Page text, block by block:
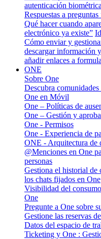
autenticación biométrica
Respuestas a
Qué hacer cuando
electrónico ya existe”
Cómo enviar y
descargar información
añadir enlaces a
ONE
Sobre One
Descubra
One en Móvil
One – Políticas de
One – Gestión y
One - Permisos
One - Experiencia de
ONE - Arquitectura de
@Menciones en One
personas
Gestiona el historial de
los chats fijados en One
Visibilidad del
One
Pregunte a One sobre
Gestione las reservas
Datos del espacio de
Ticketing y One :